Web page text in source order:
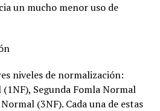
un mucho menor uso de
niveles de normalización:
Segunda Fomla Normal
(3NF). Cada una de estas